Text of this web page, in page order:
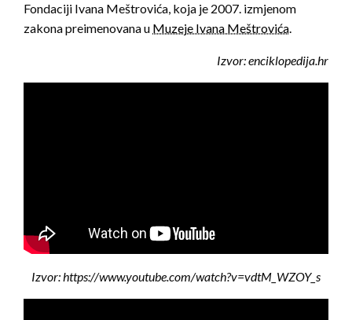
Fondaciji Ivana Meštrovića, koja je 2007. izmjenom
zakona preimenovana u Muzeje Ivana Meštrovića.
Izvor: enciklopedija.hr
Izvor: https://www.youtube.com/watch?v=vdtM_WZOY_s